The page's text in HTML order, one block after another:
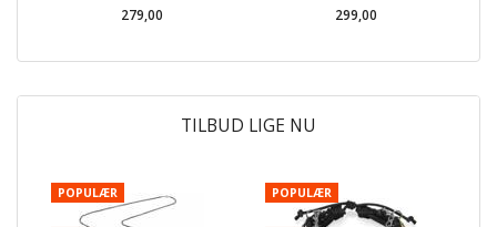
279,00
299,00
TILBUD LIGE NU
POPULÆR POPULÆR